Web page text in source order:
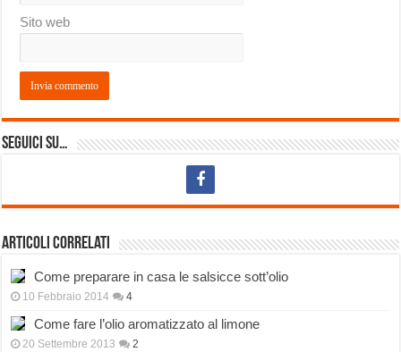
Sito web
Seguici su…
Articoli correlati
Come preparare in casa le salsicce sott’olio
10 Febbraio 2014 4
Come fare l’olio aromatizzato al limone
20 Settembre 2013 2